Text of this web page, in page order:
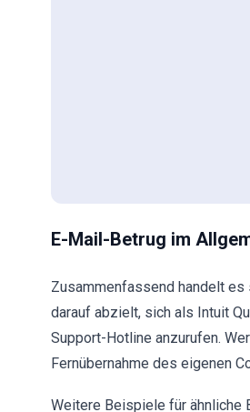
E-Mail-Betrug im
Zusammenfassend handelt
darauf abzielt, sich als Intuit
Support-Hotline anzurufen.
Fernübernahme des eigenen
Weitere Beispiele für ähnliche